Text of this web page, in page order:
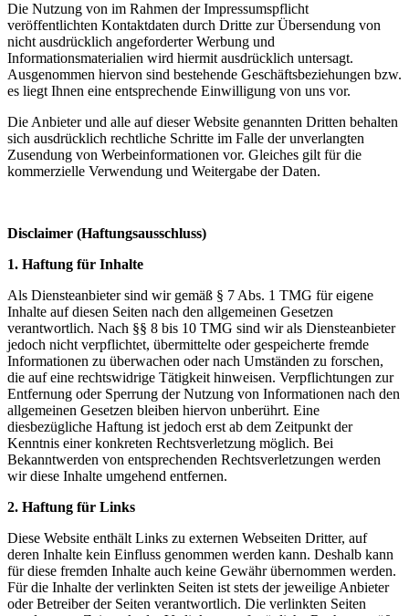
Die Nutzung von im Rahmen der Impressumspflicht
veröffentlichten Kontaktdaten durch Dritte zur Übersendung von
nicht ausdrücklich angeforderter Werbung und
Informationsmaterialien wird hiermit ausdrücklich untersagt.
Ausgenommen hiervon sind bestehende Geschäftsbeziehungen bzw.
es liegt Ihnen eine entsprechende Einwilligung von uns vor.
Die Anbieter und alle auf dieser Website genannten Dritten behalten
sich ausdrücklich rechtliche Schritte im Falle der unverlangten
Zusendung von Werbeinformationen vor. Gleiches gilt für die
kommerzielle Verwendung und Weitergabe der Daten.
Disclaimer (Haftungsausschluss)
1. Haftung für Inhalte
Als Diensteanbieter sind wir gemäß § 7 Abs. 1 TMG für eigene
Inhalte auf diesen Seiten nach den allgemeinen Gesetzen
verantwortlich. Nach §§ 8 bis 10 TMG sind wir als Diensteanbieter
jedoch nicht verpflichtet, übermittelte oder gespeicherte fremde
Informationen zu überwachen oder nach Umständen zu forschen,
die auf eine rechtswidrige Tätigkeit hinweisen. Verpflichtungen zur
Entfernung oder Sperrung der Nutzung von Informationen nach den
allgemeinen Gesetzen bleiben hiervon unberührt. Eine
diesbezügliche Haftung ist jedoch erst ab dem Zeitpunkt der
Kenntnis einer konkreten Rechtsverletzung möglich. Bei
Bekanntwerden von entsprechenden Rechtsverletzungen werden
wir diese Inhalte umgehend entfernen.
2. Haftung für Links
Diese Website enthält Links zu externen Webseiten Dritter, auf
deren Inhalte kein Einfluss genommen werden kann. Deshalb kann
für diese fremden Inhalte auch keine Gewähr übernommen werden.
Für die Inhalte der verlinkten Seiten ist stets der jeweilige Anbieter
oder Betreiber der Seiten verantwortlich. Die verlinkten Seiten